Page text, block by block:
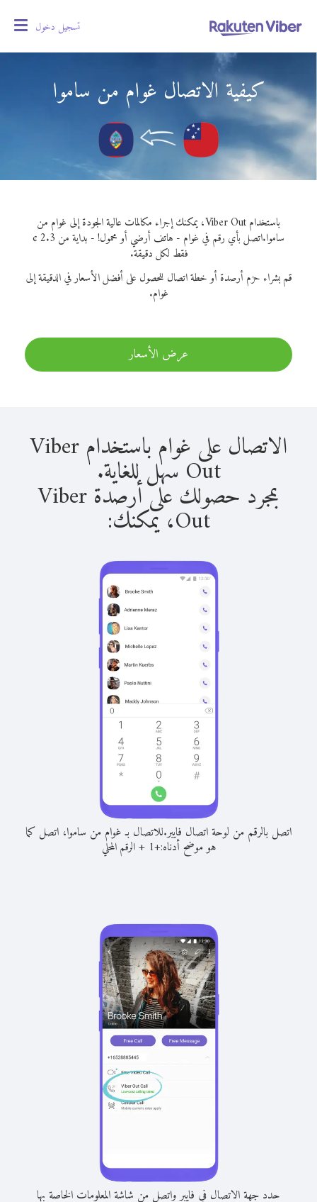
تسجيل دخول
كيفية الاتصال غوام من ساموا
باستخدام Viber Out، يمكنك إجراء مكالمات عالية الجودة إلى غوام من
ساموا.
اتصل بأي رقم في غوام - هاتف أرضي أو محمول! - بداية من 2.3 ¢
فقط لكل دقيقة.
قم بشراء حزم أرصدة أو خطة اتصال للحصول على أفضل الأسعار في الدقيقة إلى
غوام.
عرض الأسعار
الاتصال على غوام باستخدام Viber
Out سهل للغاية.
بمجرد حصولك على أرصدة Viber
Out، يمكنك:
اتصل بالرقم من لوحة اتصال فايبر.للاتصال بـ غوام من ساموا، اتصل كما
هو موضح أدناه:+
1
+الرقم المحلي
حدد جهة الاتصال في فايبر واتصل من شاشة المعلومات الخاصة بها